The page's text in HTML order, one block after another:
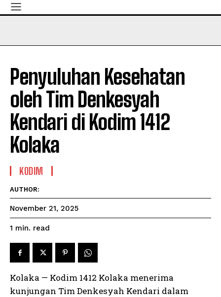
Penyuluhan Kesehatan
oleh Tim Denkesyah
Kendari di Kodim 1412
Kolaka
KODIM
AUTHOR:
November 21, 2025
1 min. read
Kolaka — Kodim 1412 Kolaka menerima
kunjungan Tim Denkesyah Kendari dalam